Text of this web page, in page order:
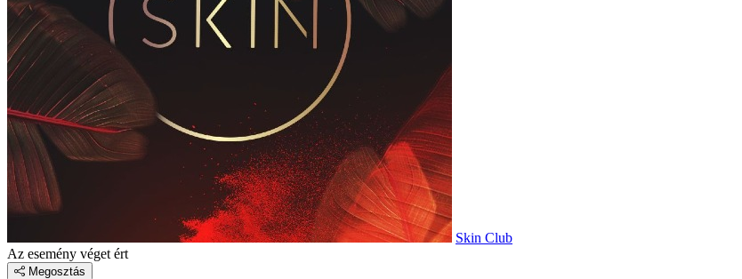
Skin Club
Az esemény véget ért
Megosztás